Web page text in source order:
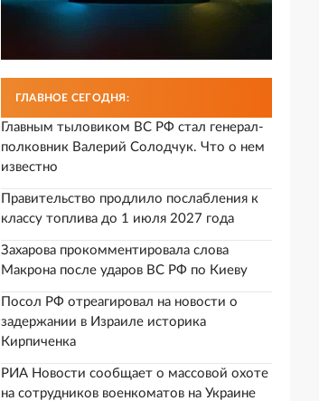
ГЛАВНОЕ СЕГОДНЯ:
Главным тыловиком ВС РФ стал генерал-
полковник Валерий Солодчук. Что о нем
известно
Правительство продлило послабления к
классу топлива до 1 июля 2027 года
Захарова прокомментировала слова
Макрона после ударов ВС РФ по Киеву
Посол РФ отреагировал на новости о
задержании в Израиле историка
Кирпиченка
РИА Новости сообщает о массовой охоте
на сотрудников военкоматов на Украине